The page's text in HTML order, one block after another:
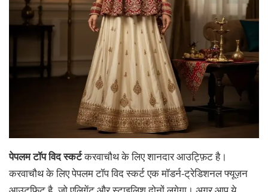
पेपलम टॉप विद स्कर्टकरवाचौथ के लिए शानदार आउट्फ़िट है।
करवाचौथ के लिए पेपलम टॉप विद स्कर्ट एक मॉडर्न-ट्रेडिशनल फ्यूज़न